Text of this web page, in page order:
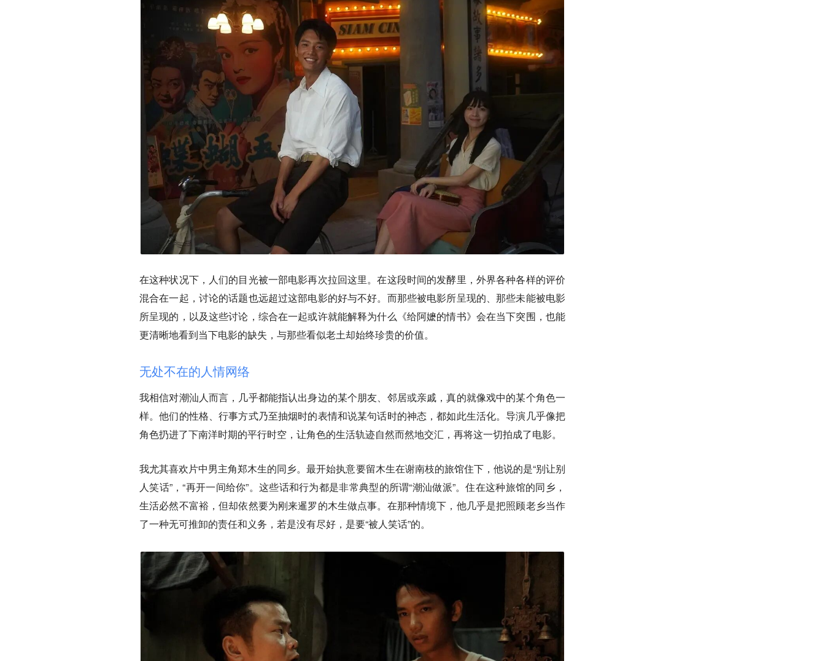
在这种状况下，人们的目光被一部电影再次拉回这里。在这段时间的发酵里，外界各种各样的评价
混合在一起，讨论的话题也远超过这部电影的好与不好。而那些被电影所呈现的、那些未能被电影
所呈现的，以及这些讨论，综合在一起或许就能解释为什么《给阿嬷的情书》会在当下突围，也能
更清晰地看到当下电影的缺失，与那些看似老土却始终珍贵的价值。
无处不在的人情网络
我相信对潮汕人而言，几乎都能指认出身边的某个朋友、邻居或亲戚，真的就像戏中的某个角色一
样。他们的性格、行事方式乃至抽烟时的表情和说某句话时的神态，都如此生活化。导演几乎像把
角色扔进了下南洋时期的平行时空，让角色的生活轨迹自然而然地交汇，再将这一切拍成了电影。
我尤其喜欢片中男主角郑木生的同乡。最开始执意要留木生在谢南枝的旅馆住下，他说的是“别让别
人笑话”，“再开一间给你”。这些话和行为都是非常典型的所谓“潮汕做派”。住在这种旅馆的同乡，
生活必然不富裕，但却依然要为刚来暹罗的木生做点事。在那种情境下，他几乎是把照顾老乡当作
了一种无可推卸的责任和义务，若是没有尽好，是要“被人笑话”的。